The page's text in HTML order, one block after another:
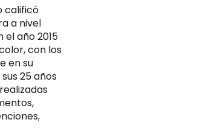
calificó
a nivel
el año 2015
con los
en su
25 años